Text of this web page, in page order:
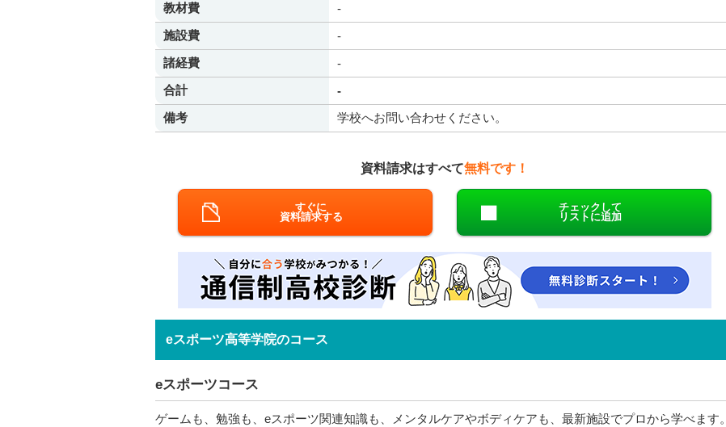
教材費
-
施設費
-
諸経費
-
合計
-
備考
学校へお問い合わせください。
資料請求はすべて無料です！
すぐに
資料請求する
チェックして
リストに追加
eスポーツ高等学院のコース
eスポーツコース
ゲームも、勉強も、eスポーツ関連知識も、メンタルケアやボディケアも、最新施設でプロから学べます。